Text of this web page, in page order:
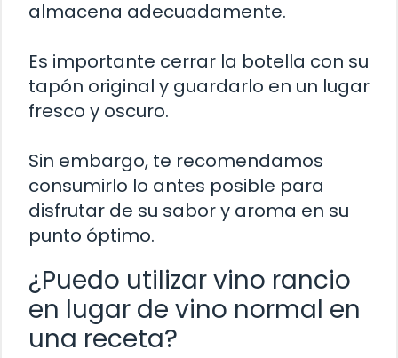
almacena adecuadamente.
Es importante cerrar la botella con su
tapón original y guardarlo en un lugar
fresco y oscuro.
Sin embargo, te recomendamos
consumirlo lo antes posible para
disfrutar de su sabor y aroma en su
punto óptimo.
¿Puedo utilizar vino rancio
en lugar de vino normal en
una receta?